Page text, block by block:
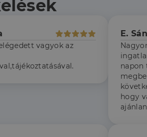
vagyok az
E.
napon
hogy
_ga_F4MKCEZ8P5
Domain
Szolgáltató
Domain
dh.hu